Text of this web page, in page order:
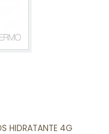
HIDRATANTE 4G